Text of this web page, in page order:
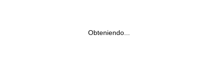
Obteniendo...